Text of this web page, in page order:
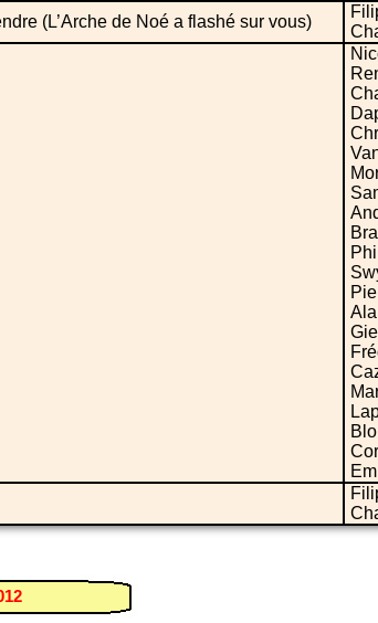
(L’Arche de Noé a flashé sur vous)